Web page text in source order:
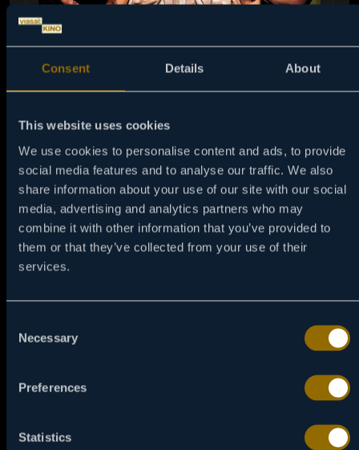
Consent Details About
This website uses cookies
We use cookies to personalise content and ads, to provide
social media features and to analyse our traffic. We also
share information about your use of our site with our social
media, advertising and analytics partners who may
combine it with other information that you’ve provided to
them or that they’ve collected from your use of their
services.
Selection
Necessary
Preferences
Statistics
03:00 06 / 08
4 BANKE, A NEVIN
Isprovociran od strane svojih drugara, štreber koji
nikada nije "radio radnju" kreće u osvajanje samohrane
prethodnog.